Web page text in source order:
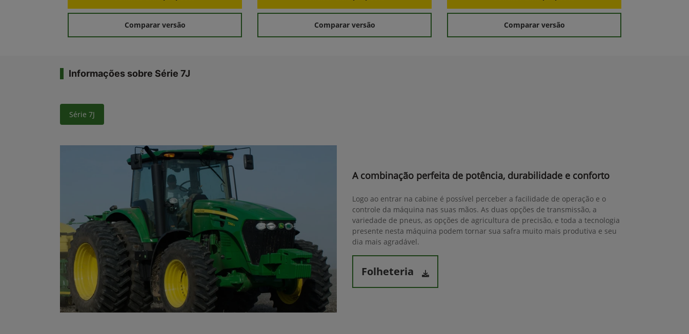
Comparar versão Comparar versão Comparar versão
Informações sobre Série 7J
Série 7J
A combinação perfeita de potência, durabilidade e conforto
Logo ao entrar na cabine é possível perceber a facilidade de operação e o
controle da máquina nas suas mãos. As duas opções de transmissão, a
variedade de pneus, as opções de agricultura de precisão, e toda a tecnologia
presente nesta máquina podem tornar sua safra muito mais produtiva e seu
dia mais agradável.
Folheteria